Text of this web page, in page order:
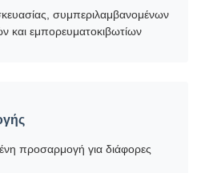
συμπεριλαμβανομένων
και εμπορευματοκιβωτίων
προσαρμογή για διάφορες